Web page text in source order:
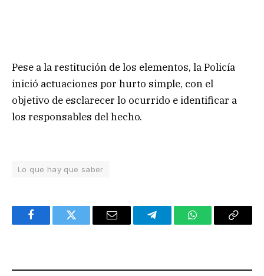
Pese a la restitución de los elementos, la Policía
inició actuaciones por hurto simple, con el
objetivo de esclarecer lo ocurrido e identificar a
los responsables del hecho.
Lo que hay que saber
FacebookTwitter Email TelegramWhatsAppCopy